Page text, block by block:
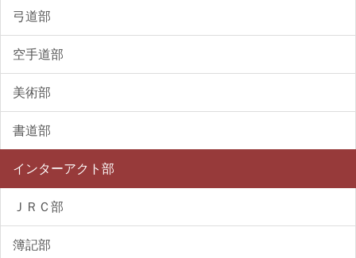
弓道部
空手道部
美術部
書道部
インターアクト部
ＪＲＣ部
簿記部